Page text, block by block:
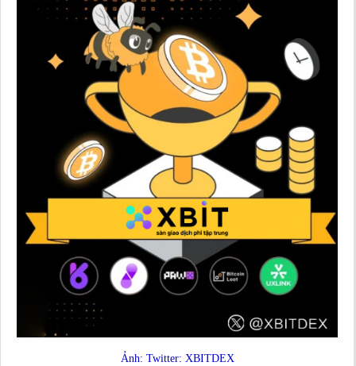
Ảnh: Twitter: XBITDEX